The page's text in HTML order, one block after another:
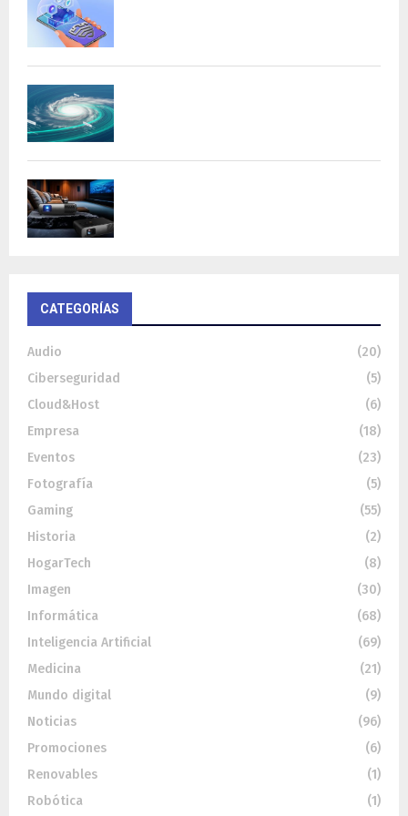
CATEGORÍAS
Audio
(20)
Ciberseguridad
(5)
Cloud&Host
(6)
Empresa
(18)
Eventos
(23)
Fotografía
(5)
Gaming
(55)
Historia
(2)
HogarTech
(8)
Imagen
(30)
Informática
(68)
Inteligencia Artificial
(69)
Medicina
(21)
Mundo digital
(9)
Noticias
(96)
Promociones
(6)
Renovables
(1)
Robótica
(1)